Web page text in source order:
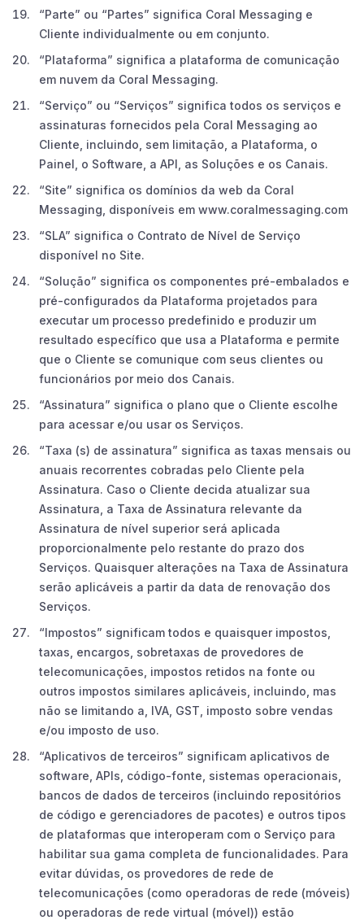
“Parte” ou “Partes” significa Coral Messaging e
Cliente individualmente ou em conjunto.
“Plataforma” significa a plataforma de comunicação
em nuvem da Coral Messaging.
“Serviço” ou “Serviços” significa todos os serviços e
assinaturas fornecidos pela Coral Messaging ao
Cliente, incluindo, sem limitação, a Plataforma, o
Painel, o Software, a API, as Soluções e os Canais.
“Site” significa os domínios da web da Coral
Messaging, disponíveis em www.coralmessaging.com
“SLA” significa o Contrato de Nível de Serviço
disponível no Site.
“Solução” significa os componentes pré-embalados e
pré-configurados da Plataforma projetados para
executar um processo predefinido e produzir um
resultado específico que usa a Plataforma e permite
que o Cliente se comunique com seus clientes ou
funcionários por meio dos Canais.
“Assinatura” significa o plano que o Cliente escolhe
para acessar e/ou usar os Serviços.
“Taxa (s) de assinatura” significa as taxas mensais ou
anuais recorrentes cobradas pelo Cliente pela
Assinatura. Caso o Cliente decida atualizar sua
Assinatura, a Taxa de Assinatura relevante da
Assinatura de nível superior será aplicada
proporcionalmente pelo restante do prazo dos
Serviços. Quaisquer alterações na Taxa de Assinatura
serão aplicáveis a partir da data de renovação dos
Serviços.
“Impostos” significam todos e quaisquer impostos,
taxas, encargos, sobretaxas de provedores de
telecomunicações, impostos retidos na fonte ou
outros impostos similares aplicáveis, incluindo, mas
não se limitando a, IVA, GST, imposto sobre vendas
e/ou imposto de uso.
“Aplicativos de terceiros” significam aplicativos de
software, APIs, código-fonte, sistemas operacionais,
bancos de dados de terceiros (incluindo repositórios
de código e gerenciadores de pacotes) e outros tipos
de plataformas que interoperam com o Serviço para
habilitar sua gama completa de funcionalidades. Para
evitar dúvidas, os provedores de rede de
telecomunicações (como operadoras de rede (móveis)
ou operadoras de rede virtual (móvel)) estão